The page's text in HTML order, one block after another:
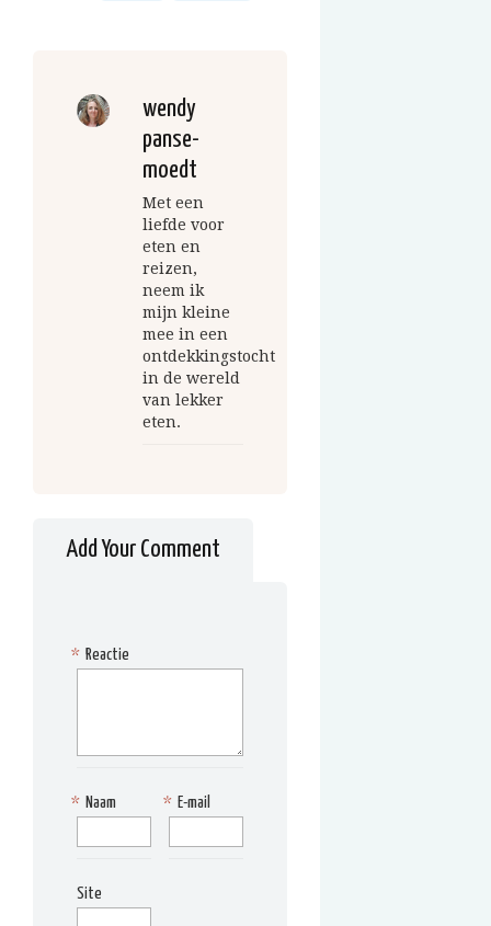
wendy
panse-
moedt
Met een
liefde voor
eten en
reizen,
neem ik
mijn kleine
mee in een
ontdekkingstocht
in de wereld
van lekker
eten.
Add Your Comment
Reactie
*
Naam
* E-mail
*
Site